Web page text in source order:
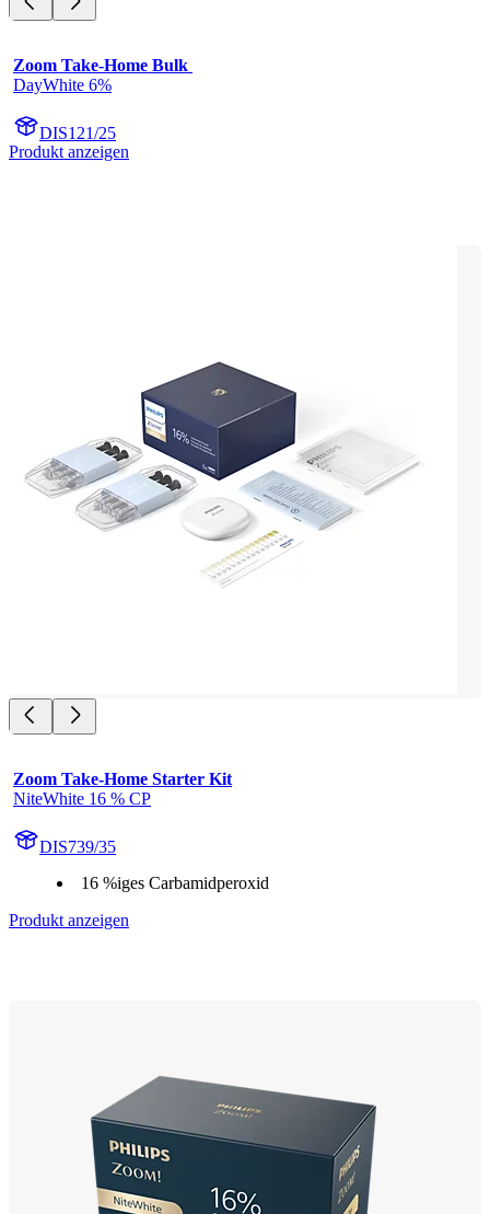
Zoom Take-Home Bulk
DayWhite 6%
DIS121/25
Produkt anzeigen
Zoom Take-Home Starter Kit
NiteWhite 16 % CP
DIS739/35
16 %iges Carbamidperoxid
Produkt anzeigen